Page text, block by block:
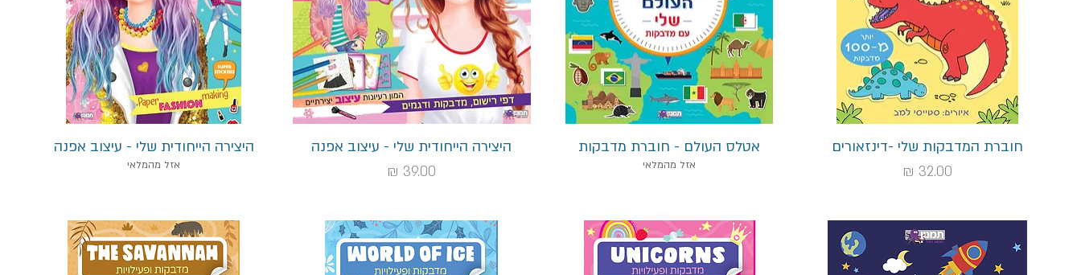
תצוגה מהירה
חוברת המדבקות שלי -דינזאורים
מחיר
תצוגה מהירה
אטלס העולם - חוברת מדבקות
אזל מהמלאי
תצוגה מהירה
היצירה הייחודית שלי - עיצוב אפנה
מחיר
תצוגה מהירה
היצירה הייחודית שלי - עיצוב אפנה
אזל מהמלאי